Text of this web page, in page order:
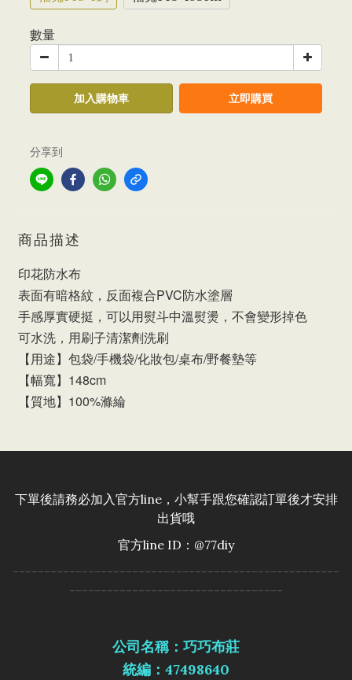
數量
加入購物車 立即購買
分享到
商品描述
印花防水布
表面有暗格紋，反面複合PVC防水塗層
手感厚實硬挺，可以用熨斗中溫熨燙，不會變形掉色
可水洗，用刷子清潔劑洗刷
【用途】包袋/手機袋/化妝包/桌布/野餐墊等
【幅寬】148cm
【質地】100%滌綸
下單後請務必加入官方line，小幫手跟您確認訂單後才安排
出貨哦
官方line ID：@77diy
----------------------------------------------------
----------------------------------
公司名稱：巧巧布莊
統編：47498640